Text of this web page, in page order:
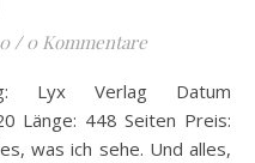
/ 0 Kommentare
Länge: 448 Seiten Preis:
was ich sehe. Und alles,